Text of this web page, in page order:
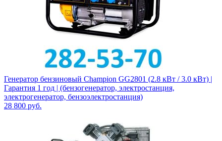
Генератор бензиновый Champion GG2801 (2.8 кВт / 3.0 кВт) |
Гарантия 1 год | (бензогенератор, электростанция,
электрогенератор, бензоэлектростанция)
28 800 руб.